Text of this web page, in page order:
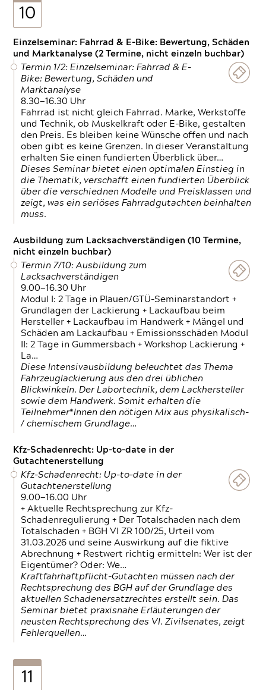
10
Einzelseminar: Fahrrad & E-Bike: Bewertung, Schäden
und Marktanalyse (2 Termine, nicht einzeln buchbar)
Termin 1/2: Einzelseminar: Fahrrad & E-
Bike: Bewertung, Schäden und
Marktanalyse
8.30—16.30 Uhr
Fahrrad ist nicht gleich Fahrrad. Marke, Werkstoffe
und Technik, ob Muskelkraft oder E-Bike, gestalten
den Preis. Es bleiben keine Wünsche offen und nach
oben gibt es keine Grenzen. In dieser Veranstaltung
erhalten Sie einen fundierten Überblick über…
Dieses Seminar bietet einen optimalen Einstieg in
die Thematik, verschafft einen fundierten Überblick
über die verschiednen Modelle und Preisklassen und
zeigt, was ein seriöses Fahrradgutachten beinhalten
muss.
Ausbildung zum Lacksachverständigen (10 Termine,
nicht einzeln buchbar)
Termin 7/10: Ausbildung zum
Lacksachverständigen
9.00—16.30 Uhr
Modul I: 2 Tage in Plauen/GTÜ-Seminarstandort +
Grundlagen der Lackierung + Lackaufbau beim
Hersteller + Lackaufbau im Handwerk + Mängel und
Schäden am Lackaufbau + Emissionsschäden Modul
II: 2 Tage in Gummersbach + Workshop Lackierung +
La…
Diese Intensivausbildung beleuchtet das Thema
Fahrzeuglackierung aus den drei üblichen
Blickwinkeln. Der Labortechnik, dem Lackhersteller
sowie dem Handwerk. Somit erhalten die
Teilnehmer*Innen den nötigen Mix aus physikalisch-
/ chemischem Grundlage…
Kfz-Schadenrecht: Up-to-date in der
Gutachtenerstellung
Kfz-Schadenrecht: Up-to-date in der
Gutachtenerstellung
9.00—16.00 Uhr
+ Aktuelle Rechtsprechung zur Kfz-
Schadenregulierung + Der Totalschaden nach dem
Totalschaden + BGH VI ZR 100/25, Urteil vom
31.03.2026 und seine Auswirkung auf die fiktive
Abrechnung + Restwert richtig ermitteln: Wer ist der
Eigentümer? Oder: We…
Kraftfahrhaftpflicht-Gutachten müssen nach der
Rechtsprechung des BGH auf der Grundlage des
aktuellen Schadenersatzrechtes erstellt sein. Das
Seminar bietet praxisnahe Erläuterungen der
neusten Rechtsprechung des VI. Zivilsenates, zeigt
Fehlerquellen…
11